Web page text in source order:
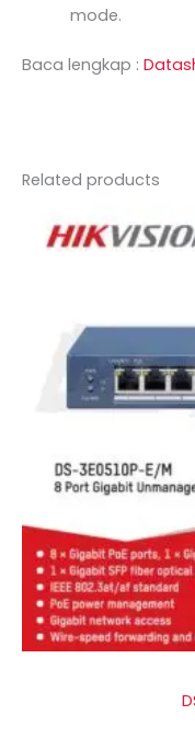
mode.
Baca lengkap :
Related products